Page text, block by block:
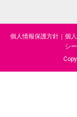
個人情報保護方針 個
シ